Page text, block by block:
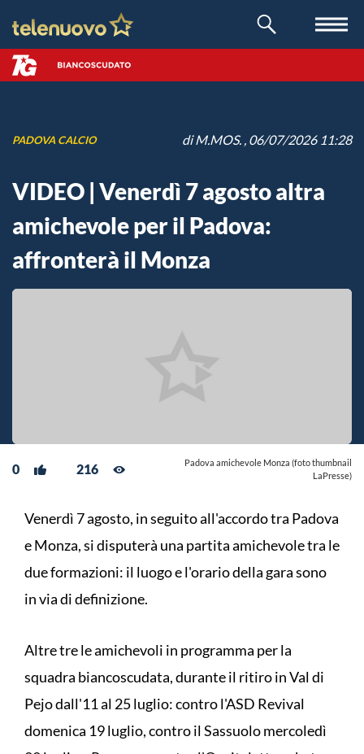
PADOVA CALCIO diM.MOS. , 06/07/2026 11:28
VIDEO | Venerdì 7 agosto altra
amichevole per il Padova:
affronterà il Monza
0 216
Padova amichevole Monza (foto thumbnail
LaPresse)
Venerdì 7 agosto, in seguito all'accordo tra Padova
e Monza, si disputerà una partita amichevole tra le
due formazioni: il luogo e l'orario della gara sono
in via di definizione.
Altre tre le amichevoli in programma per la
squadra biancoscudata, durante il ritiro in Val di
Pejo dall'11 al 25 luglio: contro l'ASD Revival
domenica 19 luglio, contro il Sassuolo mercoledì